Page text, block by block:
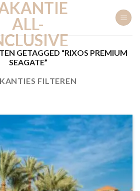
ALL-
GETAGGED “RIXOS PREMIUM
SEAGATE”
FILTEREN